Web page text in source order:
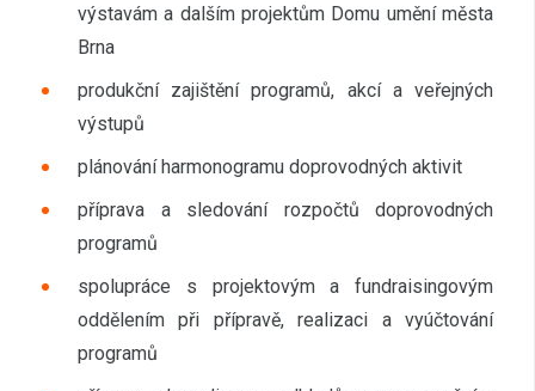
výstavám a dalším projektům Domu umění města
Brna
produkční zajištění programů, akcí a veřejných
výstupů
plánování harmonogramu doprovodných aktivit
příprava a sledování rozpočtů doprovodných
programů
spolupráce s projektovým a fundraisingovým
oddělením při přípravě, realizaci a vyúčtování
programů